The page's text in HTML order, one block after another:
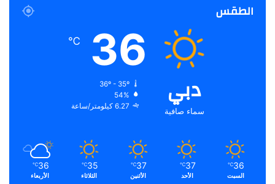
الطقس
دبي
سماء صافية
36
℃
36º - 35º
54%
6.27 كيلومتر/ساعة
36
℃
السبت
37
℃
الأحد
37
℃
الأثنين
35
℃
الثلاثاء
36
℃
الأربعاء